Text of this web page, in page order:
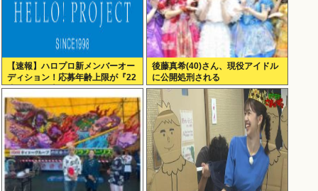
【速報】ハロプロ新メンバーオー
ディション！応募年齢上限が『22
歳』に引き上げられる
後藤真希(40)さん、現役アイドル
に公開処刑される